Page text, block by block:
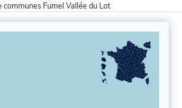
communes Fumel Vallée du Lot